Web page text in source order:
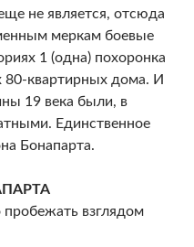
не является, отсюда
меркам боевые
1 (одна) похоронка
80-квартирных дома. И
19 века были, в
Единственное
Бонапарта.
пробежать взглядом